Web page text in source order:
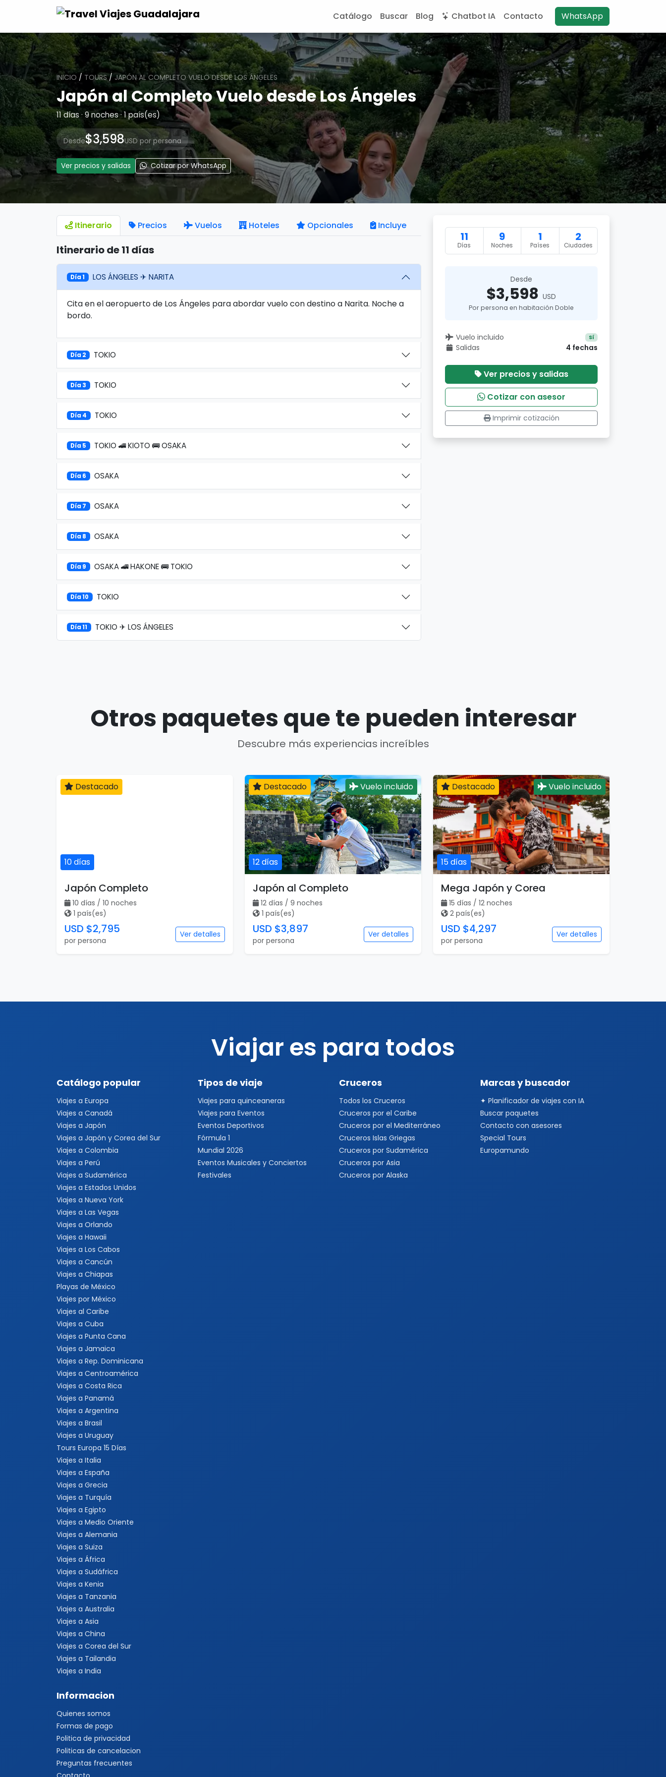
Catálogo Buscar Blog Chatbot IA Contacto WhatsApp
INICIO / TOURS/JAPÓN AL COMPLETO VUELO DESDE LOS ÁNGELES
Japón al Completo Vuelo desde Los Ángeles
11 días · 9 noches · 1 país(es)
Desde$3,598USD por persona
Ver precios y salidas Cotizar por WhatsApp
Itinerario Precios Vuelos Hoteles Opcionales Incluye
Itinerario de 11 días
Día 1 LOS ÁNGELES ✈ NARITA
Cita en el aeropuerto de Los Ángeles para abordar vuelo con destino a Narita. Noche a
bordo.
Día 2 TOKIO
Día 3 TOKIO
Día 4 TOKIO
Día 5 TOKIO 🚄 KIOTO 🚌 OSAKA
Día 6 OSAKA
Día 7 OSAKA
Día 8 OSAKA
Día 9 OSAKA 🚄 HAKONE 🚌 TOKIO
Día 10 TOKIO
Día 11 TOKIO ✈ LOS ÁNGELES
11
Días
9
Noches
1
Países
2
Ciudades
Desde
$3,598 USD
Por persona en habitación Doble
Vuelo incluido Sí
Salidas 4 fechas
Ver precios y salidas
Cotizar con asesor
Imprimir cotización
Otros paquetes que te pueden interesar
Descubre más experiencias increíbles
10 días
Destacado
Japón Completo
10 días / 10 noches
1 país(es)
USD $2,795
por persona
Ver detalles
12 días
Destacado Vuelo incluido
Japón al Completo
12 días / 9 noches
1 país(es)
USD $3,897
por persona
Ver detalles
15 días
Destacado Vuelo incluido
Mega Japón y Corea
15 días / 12 noches
2 país(es)
USD $4,297
por persona
Ver detalles
Viajar es para todos
Catálogo popular
Viajes a Europa
Viajes a Canadá
Viajes a Japón
Viajes a Japón y Corea del Sur
Viajes a Colombia
Viajes a Perú
Viajes a Sudamérica
Viajes a Estados Unidos
Viajes a Nueva York
Viajes a Las Vegas
Viajes a Orlando
Viajes a Hawaii
Viajes a Los Cabos
Viajes a Cancún
Viajes a Chiapas
Playas de México
Viajes por México
Viajes al Caribe
Viajes a Cuba
Viajes a Punta Cana
Viajes a Jamaica
Viajes a Rep. Dominicana
Viajes a Centroamérica
Viajes a Costa Rica
Viajes a Panamá
Viajes a Argentina
Viajes a Brasil
Viajes a Uruguay
Tours Europa 15 Días
Viajes a Italia
Viajes a España
Viajes a Grecia
Viajes a Turquía
Viajes a Egipto
Viajes a Medio Oriente
Viajes a Alemania
Viajes a Suiza
Viajes a África
Viajes a Sudáfrica
Viajes a Kenia
Viajes a Tanzania
Viajes a Australia
Viajes a Asia
Viajes a China
Viajes a Corea del Sur
Viajes a Tailandia
Viajes a India
Tipos de viaje
Viajes para quinceaneras
Viajes para Eventos
Eventos Deportivos
Fórmula 1
Mundial 2026
Eventos Musicales y Conciertos
Festivales
Cruceros
Todos los Cruceros
Cruceros por el Caribe
Cruceros por el Mediterráneo
Cruceros Islas Griegas
Cruceros por Sudamérica
Cruceros por Asia
Cruceros por Alaska
Marcas y buscador
✦ Planificador de viajes con IA
Buscar paquetes
Contacto con asesores
Special Tours
Europamundo
Informacion
Quienes somos
Formas de pago
Politica de privacidad
Politicas de cancelacion
Preguntas frecuentes